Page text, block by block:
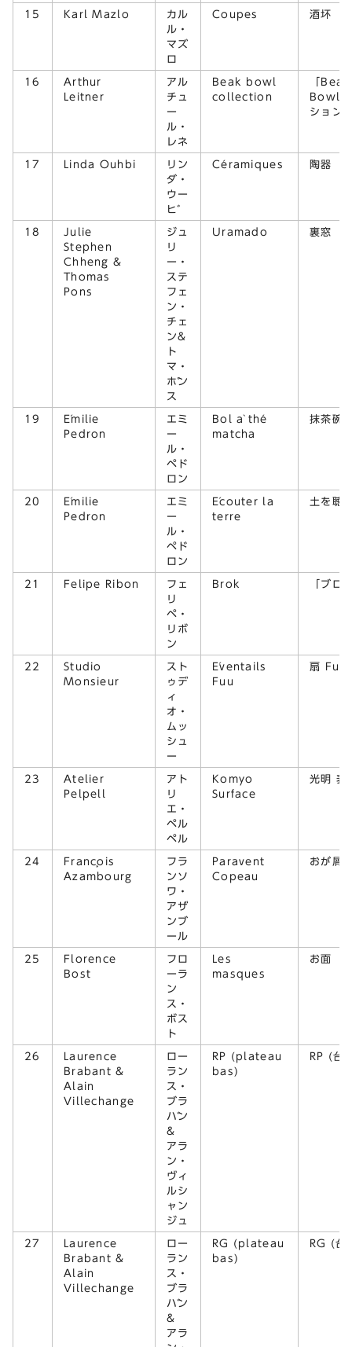
15 Karl Mazlo
カル
ル・
マズ
ロ
Coupes 酒坏
16
Arthur
Leitner
アル
チュ
ー
ル・
レネ
Beak bowl
collection
「Beak
Bowl」
ション
17 Linda Ouhbi
リン
ダ・
ウー
ビ
Céramiques 陶器
18
Julie
Stephen
Chheng &
Thomas
Pons
ジュ
リ
ー・
ステ
フェ
ン・
チェ
ン&
ト
マ・
ポン
ス
Uramado 裏窓
19
Émilie
Pedron
エミ
ー
ル・
ペド
ロン
Bol à thé
matcha
抹茶碗
20
Émilie
Pedron
エミ
ー
ル・
ペド
ロン
Écouter la
terre
土を聴
21 Felipe Ribon
フェ
リ
ペ・
リボ
ン
Brok 「ブロ
22
Studio
Monsieur
スト
ゥデ
ィ
オ・
ムッ
シュ
ー
Éventails
Fuu
扇 Fuu
23
Atelier
Pelpell
アト
リ
エ・
ペル
ペル
Komyo
Surface
光明 表
24
François
Azambourg
フラ
ンソ
ワ・
アザ
ンブ
ール
Paravent
Copeau
おが屑
25
Florence
Bost
フロ
ーラ
ン
ス・
ボス
ト
Les
masques
お面
26
Laurence
Brabant &
Alain
Villechange
ロー
ラン
ス・
ブラ
バン
&
アラ
ン・
ヴィ
ルシ
ャン
ジュ
RP (plateau
bas)
RP (台
27
Laurence
Brabant &
Alain
Villechange
ロー
ラン
ス・
ブラ
バン
&
アラ
RG (plateau
bas)
RG (台